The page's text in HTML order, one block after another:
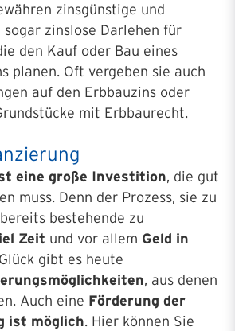
zinsgünstige und
sogar zinslose Darlehen für
den Kauf oder Bau eines
planen. Oft vergeben sie auch
auf den Erbbauzins oder
mit Erbbaurecht.
eine große Investition, die gut
muss. Denn der Prozess, sie zu
bestehende zu
Zeit und vor allem Geld in
gibt es heute
, aus denen
Auch eine Förderung der
ist möglich. Hier können Sie